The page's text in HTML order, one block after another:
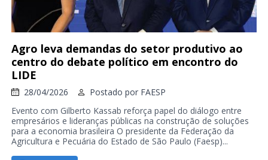
Agro leva demandas do setor produtivo ao
centro do debate político em encontro do
LIDE
28/04/2026 Postado por FAESP
Evento com Gilberto Kassab reforça papel do diálogo entre
empresários e lideranças públicas na construção de soluções
para a economia brasileira O presidente da Federação da
Agricultura e Pecuária do Estado de São Paulo (Faesp)...